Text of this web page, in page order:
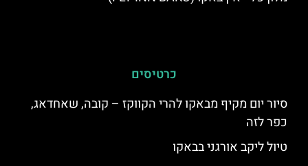
כרטיסים
סיור יום מקיף מבאקו להרי הקווקז – קובה, שאחדאג,
כפר לזה
טיול ליקב אורגני בבאקו